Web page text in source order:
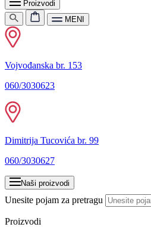
Proizvodi
MENI
Vojvođanska br. 153
060/3030623
Dimitrija Tucovića br. 99
060/3030627
Naši proizvodi
Unesite pojam za pretragu
Proizvodi